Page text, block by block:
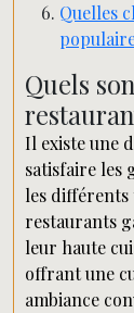
Quelles
Quels
Il existe une
satisfaire les
les différents
restaurants
leur haute
offrant une
ambiance